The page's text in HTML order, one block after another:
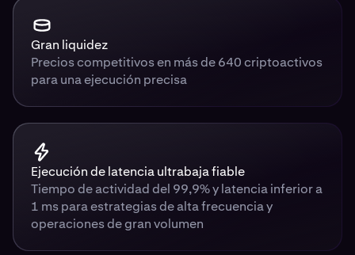
Gran liquidez
Precios competitivos en más de 640 criptoactivos
para una ejecución precisa
Ejecución de latencia ultrabaja fiable
Tiempo de actividad del 99,9% y latencia inferior a
1 ms para estrategias de alta frecuencia y
operaciones de gran volumen